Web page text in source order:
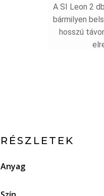
A SI Leon 2
bármilyen
hosszú
RÉSZLETEK
Anyag